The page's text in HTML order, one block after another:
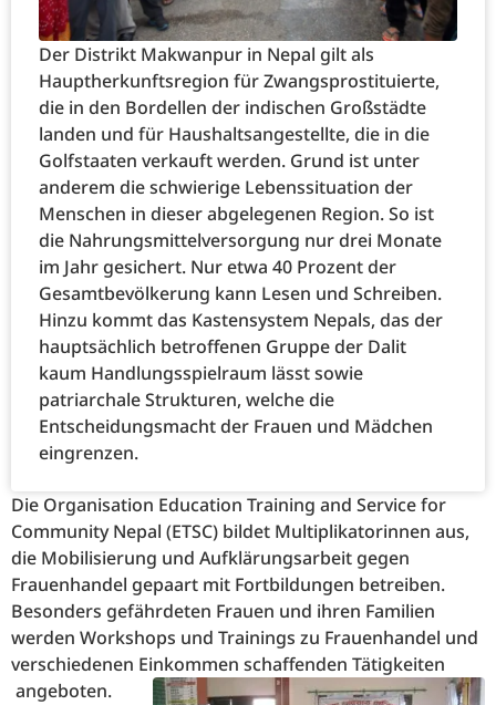
Der Distrikt Makwanpur in Nepal gilt als
Hauptherkunftsregion für Zwangsprostituierte,
die in den Bordellen der indischen Großstädte
landen und für Haushaltsangestellte, die in die
Golfstaaten verkauft werden. Grund ist unter
anderem die schwierige Lebenssituation der
Menschen in dieser abgelegenen Region. So ist
die Nahrungsmittelversorgung nur drei Monate
im Jahr gesichert. Nur etwa 40 Prozent der
Gesamtbevölkerung kann Lesen und Schreiben.
Hinzu kommt das Kastensystem Nepals, das der
hauptsächlich betroffenen Gruppe der Dalit
kaum Handlungsspielraum lässt sowie
patriarchale Strukturen, welche die
Entscheidungsmacht der Frauen und Mädchen
eingrenzen.
Die Organisation Education Training and Service for
Community Nepal (ETSC) bildet Multiplikatorinnen aus,
die Mobilisierung und Aufklärungsarbeit gegen
Frauenhandel gepaart mit Fortbildungen betreiben.
Besonders gefährdeten Frauen und ihren Familien
werden Workshops und Trainings zu Frauenhandel und
verschiedenen Einkommen schaffenden Tätigkeiten
angeboten.